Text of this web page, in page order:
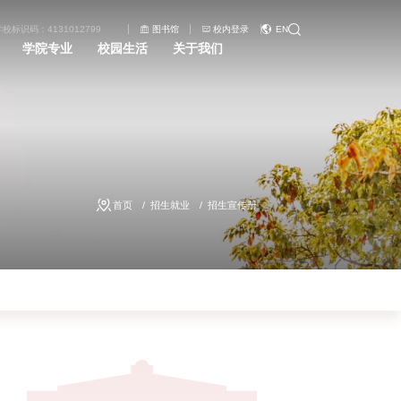
校标识码：4131012799 图书馆 校内登录 EN
学院专业 校园生活 关于我们
首页 招生就业 招生宣传册